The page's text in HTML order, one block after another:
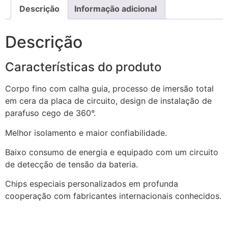
Descrição Informação adicional
Descrição
Características do produto
Corpo fino com calha guia, processo de imersão total
em cera da placa de circuito, design de instalação de
parafuso cego de 360°.
Melhor isolamento e maior confiabilidade.
Baixo consumo de energia e equipado com um circuito
de detecção de tensão da bateria.
Chips especiais personalizados em profunda
cooperação com fabricantes internacionais conhecidos.